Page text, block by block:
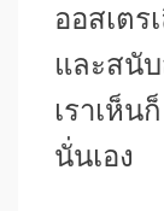
ออสเตร
และสนั
เราเห็
นั่นเอง